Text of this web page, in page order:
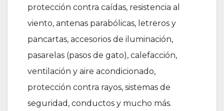
protección contra caídas, resistencia al
viento, antenas parabólicas, letreros y
pancartas, accesorios de iluminación,
pasarelas (pasos de gato), calefacción,
ventilación y aire acondicionado,
protección contra rayos, sistemas de
seguridad, conductos y mucho más.